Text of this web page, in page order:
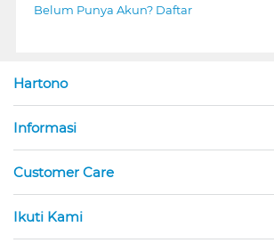
Belum Punya Akun? Daftar
Hartono
Informasi
Customer Care
Ikuti Kami